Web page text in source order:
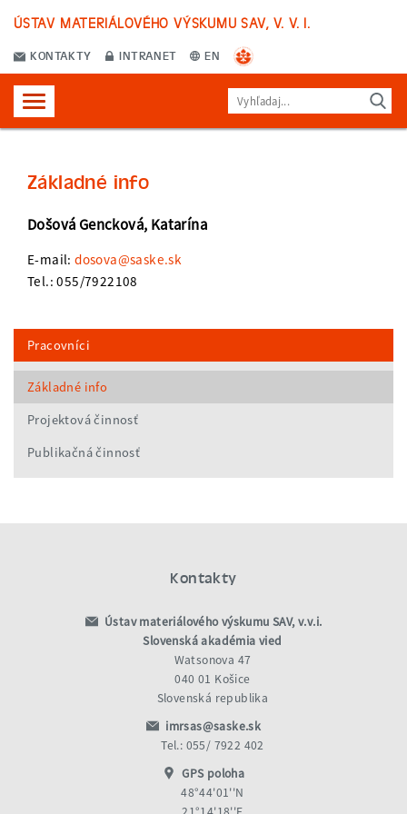
ÚSTAV MATERIÁLOVÉHO VÝSKUMU SAV, V. V. I.
KONTAKTY INTRANET EN
Základné info
Došová Gencková, Katarína
E-mail:dosova@saske.sk
Tel.: 055/7922108
Pracovníci
Základné info
Projektová činnosť
Publikačná činnosť
Kontakty
Ústav materiálového výskumu SAV, v.v.i.
Slovenská akadémia vied
Watsonova 47
040 01 Košice
Slovenská republika
imrsas@saske.sk
Tel.: 055/ 7922 402
GPS poloha
48°44'01''N